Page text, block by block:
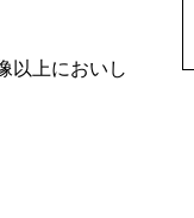
以上においし